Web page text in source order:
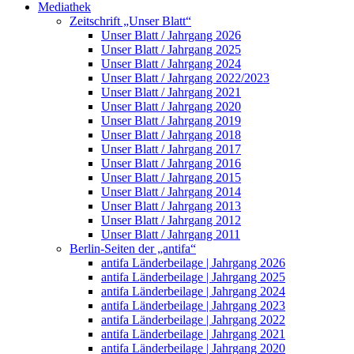
Mediathek
Zeitschrift „Unser Blatt“
Unser Blatt / Jahrgang 2026
Unser Blatt / Jahrgang 2025
Unser Blatt / Jahrgang 2024
Unser Blatt / Jahrgang 2022/2023
Unser Blatt / Jahrgang 2021
Unser Blatt / Jahrgang 2020
Unser Blatt / Jahrgang 2019
Unser Blatt / Jahrgang 2018
Unser Blatt / Jahrgang 2017
Unser Blatt / Jahrgang 2016
Unser Blatt / Jahrgang 2015
Unser Blatt / Jahrgang 2014
Unser Blatt / Jahrgang 2013
Unser Blatt / Jahrgang 2012
Unser Blatt / Jahrgang 2011
Berlin-Seiten der „antifa“
antifa Länderbeilage | Jahrgang 2026
antifa Länderbeilage | Jahrgang 2025
antifa Länderbeilage | Jahrgang 2024
antifa Länderbeilage | Jahrgang 2023
antifa Länderbeilage | Jahrgang 2022
antifa Länderbeilage | Jahrgang 2021
antifa Länderbeilage | Jahrgang 2020